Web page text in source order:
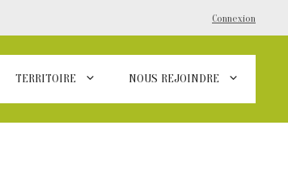
Connexion
TERRITOIRE NOUS REJOINDRE